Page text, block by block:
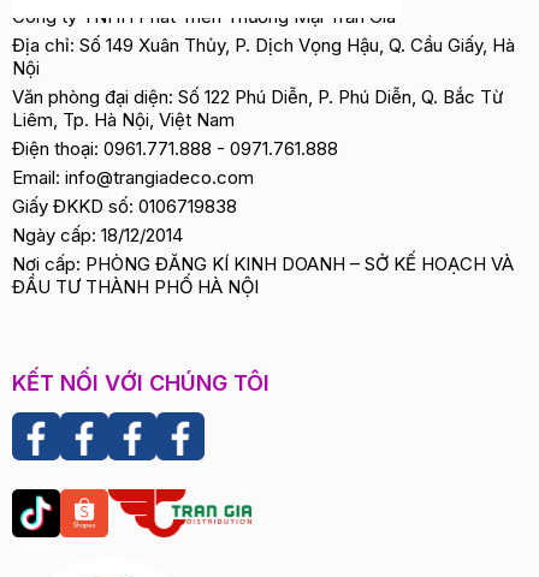
Công ty TNHH Phát Triển Thương Mại Trần Gia
Địa chỉ: Số 149 Xuân Thủy, P. Dịch Vọng Hậu, Q. Cầu Giấy, Hà
Nội
Văn phòng đại diện: Số 122 Phú Diễn, P. Phú Diễn, Q. Bắc Từ
Liêm, Tp. Hà Nội, Việt Nam
Điện thoại: 0961.771.888 - 0971.761.888
Email: info@trangiadeco.com
Giấy ĐKKD số: 0106719838
Ngày cấp: 18/12/2014
Nơi cấp: PHÒNG ĐĂNG KÍ KINH DOANH – SỞ KẾ HOẠCH VÀ
ĐẦU TƯ THÀNH PHỐ HÀ NỘI
KẾT NỐI VỚI CHÚNG TÔI